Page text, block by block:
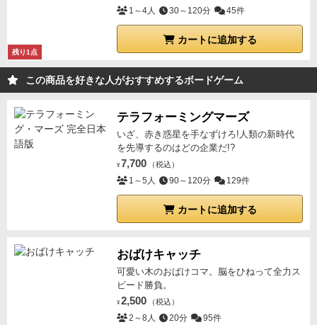
残り1点
1～4人 30～120分 45件
カートに追加する
この商品を好きな人がおすすめするボードゲーム
テラフォーミングマーズ
いざ、赤き惑星を手なずけろ!人類の新時代
を先導するのはどの企業だ!?
¥ 7,700 （税込）
1～5人 90～120分 129件
カートに追加する
おばけキャッチ
可愛い木のおばけコマ。脳をひねって全力ス
ピード勝負。
¥ 2,500 （税込）
2～8人 20分 95件